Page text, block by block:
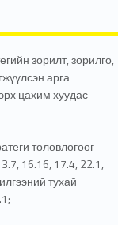
зорилт, зорилго,
арга
цахим хуудас
төлөвлөгөөг
16.16, 17.4, 22.1,
тухай